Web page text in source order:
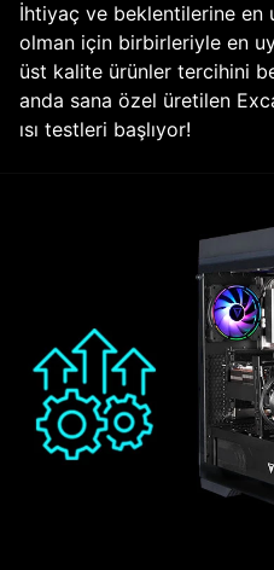
İhtiyaç ve beklentilerine en
olman için birbirleriyle en
üst kalite ürünler tercihini
anda sana özel üretilen
ısı testleri başlıyor!